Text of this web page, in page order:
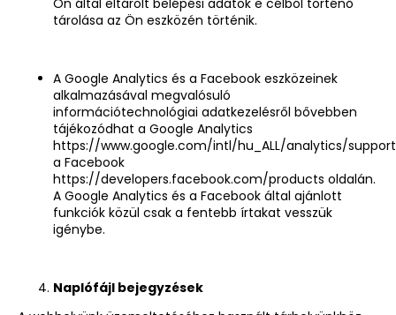
tárolása az Ön eszközén történik.
A Google Analytics és a Facebook eszközeinek
alkalmazásával megvalósuló
információtechnológiai adatkezelésről bővebben
tájékozódhat a Google Analytics
https://www.google.com/intl/hu_ALL/analytics/support
a Facebook
https://developers.facebook.com/products oldalán.
A Google Analytics és a Facebook által ajánlott
funkciók közül csak a fentebb írtakat vesszük
igénybe.
Naplófájl bejegyzések